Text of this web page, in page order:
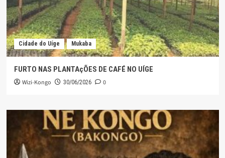
Cidade do Uíge Mukaba
FURTO NAS PLANTAçÕES DE CAFÉ NO UÍGE
Wizi-Kongo 30/06/2026 0